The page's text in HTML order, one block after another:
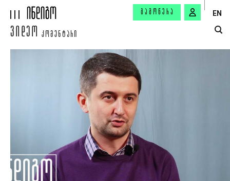
ᲒᲐᲛᲝᲬᲔᲠᲐ EN
ᲕᲘᲓᲔᲝ ᲙᲝᲛᲔᲜᲢᲐᲠᲘ